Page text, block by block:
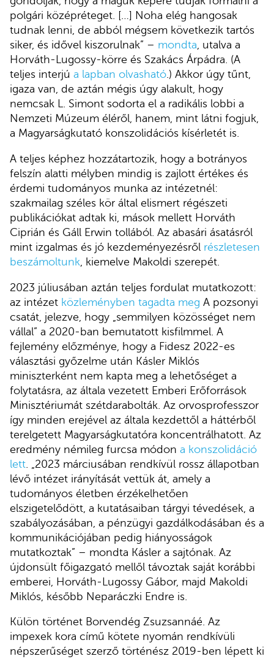
polgári középréteget. […] Noha elég hangosak
tudnak lenni, de abból mégsem következik tartós
siker, és idővel kiszorulnak” – mondta, utalva a
Horváth-Lugossy-körre és Szakács Árpádra. (A
teljes interjú a lapban olvasható.) Akkor úgy tűnt,
igaza van, de aztán mégis úgy alakult, hogy
nemcsak L. Simont sodorta el a radikális lobbi a
Nemzeti Múzeum éléről, hanem, mint látni fogjuk,
a Magyarságkutató konszolidációs kísérletét is.
A teljes képhez hozzátartozik, hogy a botrányos
felszín alatti mélyben mindig is zajlott értékes és
érdemi tudományos munka az intézetnél:
szakmailag széles kör által elismert régészeti
publikációkat adtak ki, mások mellett Horváth
Ciprián és Gáll Erwin tollából. Az abasári ásatásról
mint izgalmas és jó kezdeményezésről részletesen
beszámoltunk, kiemelve Makoldi szerepét.
2023 júliusában aztán teljes fordulat mutatkozott:
az intézet közleményben tagadta meg A pozsonyi
csatát, jelezve, hogy „semmilyen közösséget nem
vállal” a 2020-ban bemutatott kisfilmmel. A
fejlemény előzménye, hogy a Fidesz 2022-es
választási győzelme után Kásler Miklós
miniszterként nem kapta meg a lehetőséget a
folytatásra, az általa vezetett Emberi Erőforrások
Minisztériumát szétdarabolták. Az orvosprofesszor
így minden erejével az általa kezdettől a háttérből
terelgetett Magyarságkutatóra koncentrálhatott. Az
eredmény némileg furcsa módon a konszolidáció
lett . „2023 márciusában rendkívül rossz állapotban
lévő intézet irányítását vettük át, amely a
tudományos életben érzékelhetően
elszigetelődött, a kutatásaiban tárgyi tévedések, a
szabályozásában, a pénzügyi gazdálkodásában és a
kommunikációjában pedig hiányosságok
mutatkoztak” – mondta Kásler a sajtónak. Az
újdonsült főigazgató mellől távoztak saját korábbi
emberei, Horváth-Lugossy Gábor, majd Makoldi
Miklós, később Neparáczki Endre is.
Külön történet Borvendég Zsuzsannáé. Az
impexek kora című kötete nyomán rendkívüli
népszerűséget szerző történész 2019-ben lépett ki